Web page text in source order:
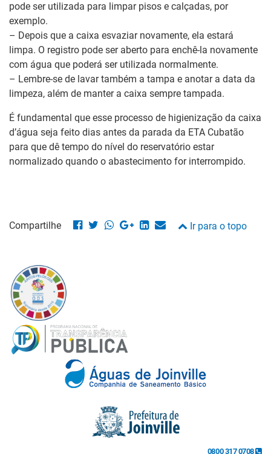
pode ser utilizada para limpar pisos e calçadas, por
exemplo.
– Depois que a caixa esvaziar novamente, ela estará
limpa. O registro pode ser aberto para enchê-la novamente
com água que poderá ser utilizada normalmente.
– Lembre-se de lavar também a tampa e anotar a data da
limpeza, além de manter a caixa sempre tampada.
É fundamental que esse processo de higienização da caixa
d’água seja feito dias antes da parada da ETA Cubatão
para que dê tempo do nível do reservatório estar
normalizado quando o abastecimento for interrompido.
Compartilhe Ir para o topo
0800 317 0708